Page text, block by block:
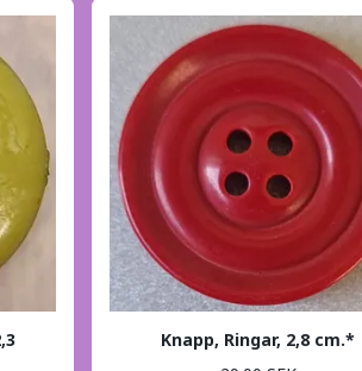
Knapp, Ringar, 2,8 cm.*